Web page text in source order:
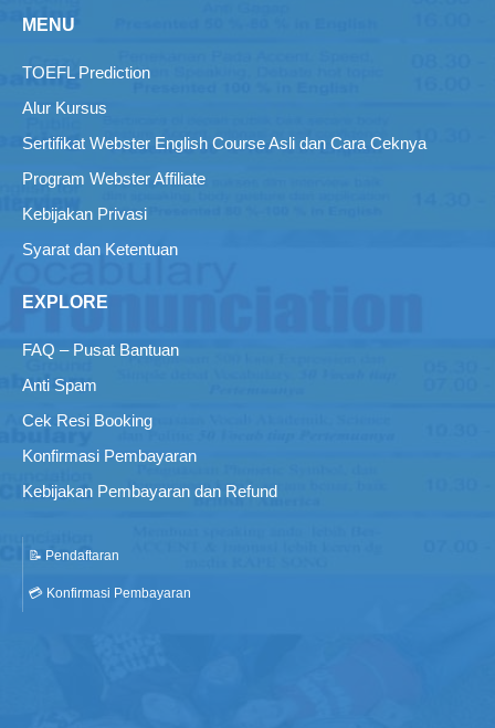
MENU
TOEFL Prediction
Alur Kursus
Sertifikat Webster English Course Asli dan Cara Ceknya
Program Webster Affiliate
Kebijakan Privasi
Syarat dan Ketentuan
EXPLORE
FAQ – Pusat Bantuan
Anti Spam
Cek Resi Booking
Konfirmasi Pembayaran
Kebijakan Pembayaran dan Refund
📝 Pendaftaran
💳 Konfirmasi Pembayaran